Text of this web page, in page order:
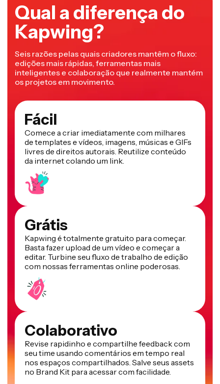
Qual a diferença do
Kapwing?
Seis razões pelas quais criadores mantêm o fluxo:
edições mais rápidas, ferramentas mais
inteligentes e colaboração que realmente mantém
os projetos em movimento.
Fácil
Comece a criar imediatamente com milhares
de templates e vídeos, imagens, músicas e GIFs
livres de direitos autorais. Reutilize conteúdo
da internet colando um link.
Grátis
Kapwing é totalmente gratuito para começar.
Basta fazer upload de um vídeo e começar a
editar. Turbine seu fluxo de trabalho de edição
com nossas ferramentas online poderosas.
Colaborativo
Revise rapidinho e compartilhe feedback com
seu time usando comentários em tempo real
nos espaços compartilhados. Salve seus assets
no Brand Kit para acessar com facilidade.